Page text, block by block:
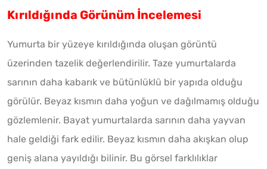
Kırıldığında Görünüm İncelemesi
Yumurta bir yüzeye kırıldığında oluşan görüntü
üzerinden tazelik değerlendirilir. Taze yumurtalarda
sarının daha kabarık ve bütünlüklü bir yapıda olduğu
görülür. Beyaz kısmın daha yoğun ve dağılmamış olduğu
gözlemlenir. Bayat yumurtalarda sarının daha yayvan
hale geldiği fark edilir. Beyaz kısmın daha akışkan olup
geniş alana yayıldığı bilinir. Bu görsel farklılıklar